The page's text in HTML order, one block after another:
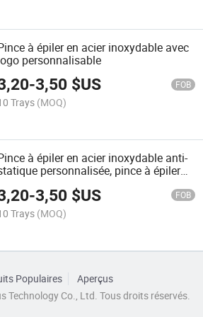
à épiler en acier inoxydable avec
personnalisable
-3,50 $US FOB
Trays (MOQ)
à épiler en acier inoxydable anti-
personnalisée, pince à épiler
-3,50 $US FOB
Trays (MOQ)
Populaires
Aperçus
Technology Co., Ltd. Tous droits réservés.